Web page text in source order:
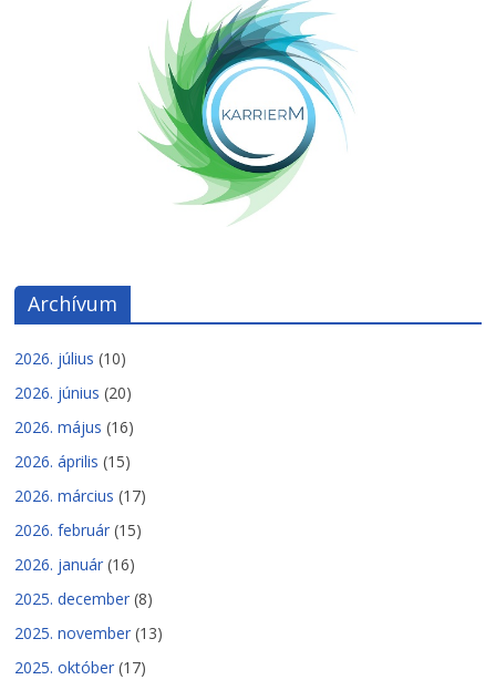
Archívum
2026. július (10)
2026. június (20)
2026. május (16)
2026. április (15)
2026. március (17)
2026. február (15)
2026. január (16)
2025. december (8)
2025. november (13)
2025. október (17)